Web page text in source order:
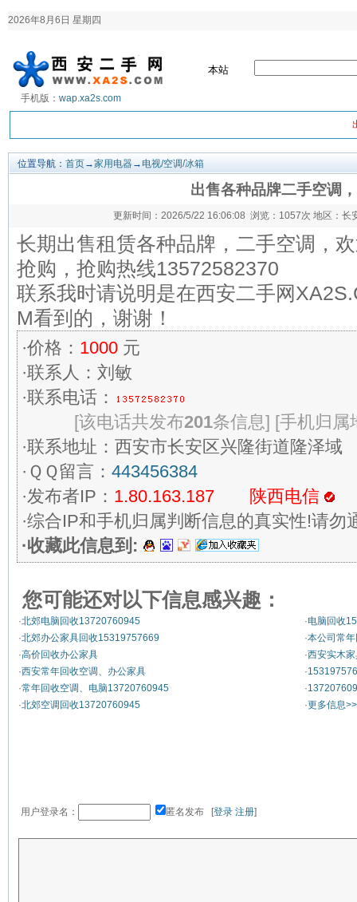
2026年8月6日 星期四
手机版： wap.xa2s.com
本站
位置导航： 首页→家用电器→电视/空调/冰箱
出售各种品牌二手空调
更新时间：2026/5/22 16:06:08 浏览： 1057次 地区：长
长期出售租赁各种品牌，二手空调，
抢购，抢购热线13572582370
联系我时请说明是在西安二手网
M看到的，谢谢！
·价格： 1000 元
·联系人：刘敏
·联系电话：
[该电话共发布201条信息] [手机归
·联系地址：西安市长安区兴隆街道隆泽域
·ＱＱ留言： 443456384
·发布者IP： 1.80.163.187 陕西电信
·综合IP和手机归属判断信息的真实性!请勿
·收藏此信息到:
您可能还对以下信息感兴趣：
·北郊电脑回收13720760945 ·电脑回收
·北郊办公家具回收15319757669 ·本公司常
·高价回收办公家具 ·西安实木
·西安常年回收空调、办公家具 ·
·常年回收空调、电脑13720760945 ·
·北郊空调回收13720760945 ·更多信息
用户登录名： 匿名发布 [登录 注册]